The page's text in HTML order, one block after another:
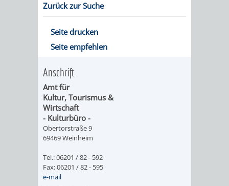
Zurück zur Suche
Seite drucken
Seite empfehlen
Anschrift
Amt für
Kultur, Tourismus &
Wirtschaft
- Kulturbüro -
Obertorstraße 9
69469 Weinheim
Tel.: 06201 / 82 - 592
Fax: 06201 / 82 - 595
e-mail